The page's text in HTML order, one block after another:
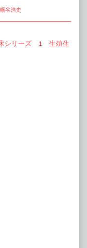
幡谷浩史
シリーズ 1 生殖生